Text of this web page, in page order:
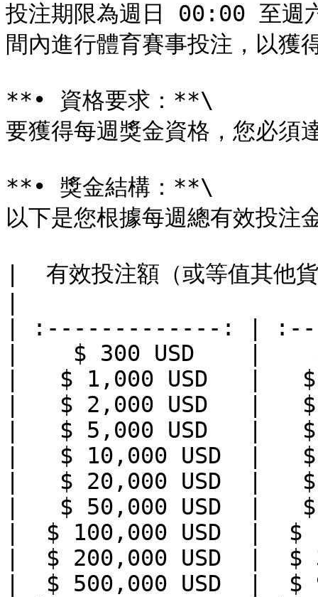
投注期限為週日 00:00 至週
間內進行體育賽事投注，以獲
**• 資格要求：**\
要獲得每週獎金資格，您必須
**• 獎金結構：**\
以下是您根據每週總有效投注
|  有效投注額（或等值其他
| :-------------: |
|    $ 300 USD    |
|   $ 1,000 USD   |
|   $ 2,000 USD   |
|   $ 5,000 USD   |
|   $ 10,000 USD  |   $
|   $ 20,000 USD  |   $
|   $ 50,000 USD  |   $
|  $ 100,000 USD  |  $
|  $ 200,000 USD  |  $
|  $ 500,000 USD  |  $